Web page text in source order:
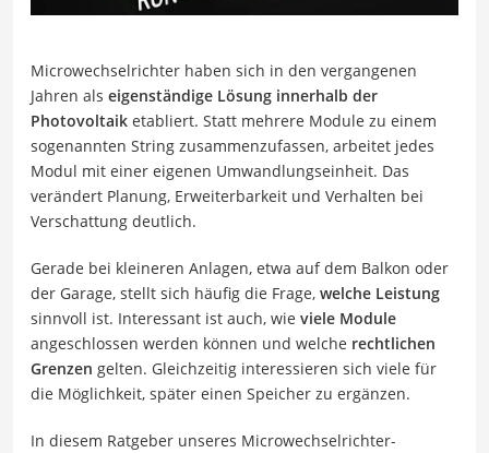
Microwechselrichter haben sich in den vergangenen
Jahren als eigenständige Lösung innerhalb der
Photovoltaik etabliert. Statt mehrere Module zu einem
sogenannten String zusammenzufassen, arbeitet jedes
Modul mit einer eigenen Umwandlungseinheit. Das
verändert Planung, Erweiterbarkeit und Verhalten bei
Verschattung deutlich.
Gerade bei kleineren Anlagen, etwa auf dem Balkon oder
der Garage, stellt sich häufig die Frage, welche Leistung
sinnvoll ist. Interessant ist auch, wie viele Module
angeschlossen werden können und welche rechtlichen
Grenzen gelten. Gleichzeitig interessieren sich viele für
die Möglichkeit, später einen Speicher zu ergänzen.
In diesem Ratgeber unseres Microwechselrichter-